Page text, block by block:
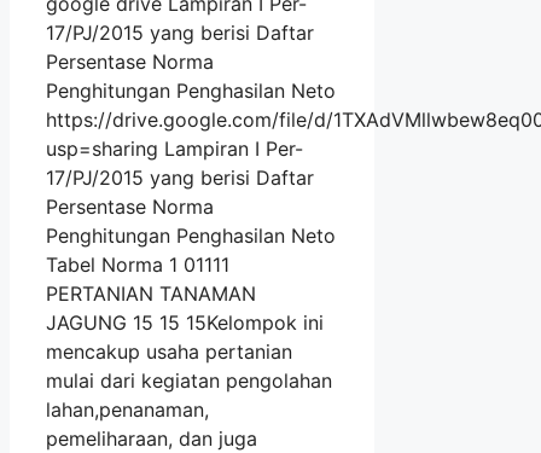
17/PJ/2015 yang berisi Daftar
Persentase Norma
Penghitungan Penghasilan Neto
https://drive.google.com/file/d/
usp=sharing Lampiran I Per-
17/PJ/2015 yang berisi Daftar
Persentase Norma
Penghitungan Penghasilan Neto
Tabel Norma 1 01111
PERTANIAN TANAMAN
JAGUNG 15 15 15Kelompok ini
mencakup usaha pertanian
mulai dari kegiatan pengolahan
lahan,penanaman,
pemeliharaan, dan juga